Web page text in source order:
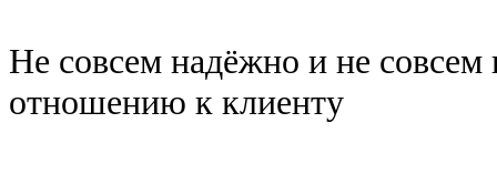
Не совсем надёжно и не
отношению к клиенту